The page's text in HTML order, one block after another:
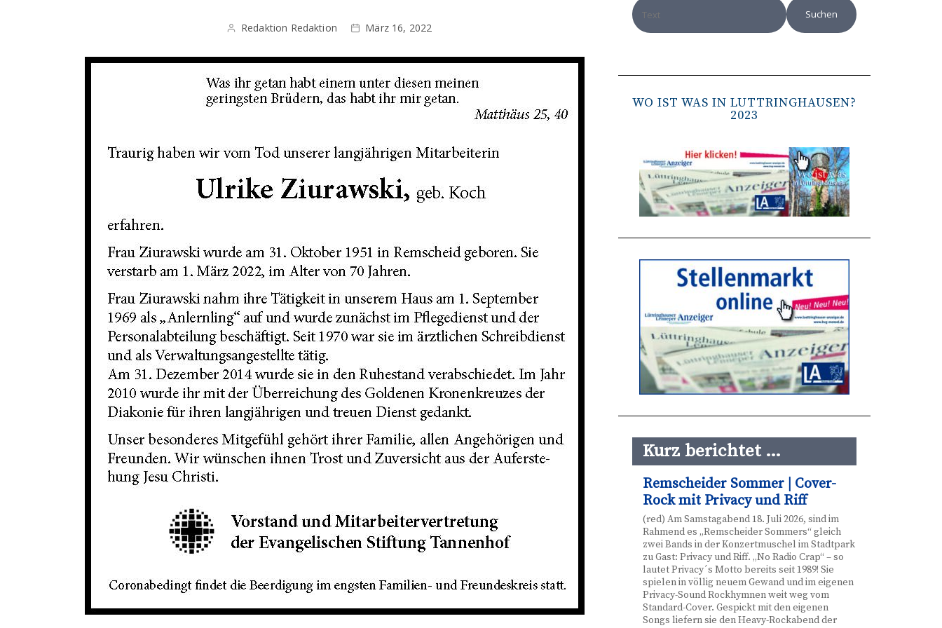
Redaktion Redaktion März 16, 2022
WO IST WAS IN LÜTTRINGHAUSEN?
2023
Kurz berichtet …
Remscheider Sommer | Cover-
Rock mit Privacy und Riff
(red) Am Samstagabend 18. Juli 2026, sind im
Rahmend es „Remscheider Sommers“ gleich
zwei Bands in der Konzertmuschel im Stadtpark
zu Gast: Privacy und Riff. „No Radio Crap“ – so
lautet Privacy´s Motto bereits seit 1989! Sie
spielen in völlig neuem Gewand und im eigenen
Privacy-Sound Rockhymnen weit weg vom
Standard-Cover. Gespickt mit den eigenen
Songs liefern sie den Heavy-Rockabend der